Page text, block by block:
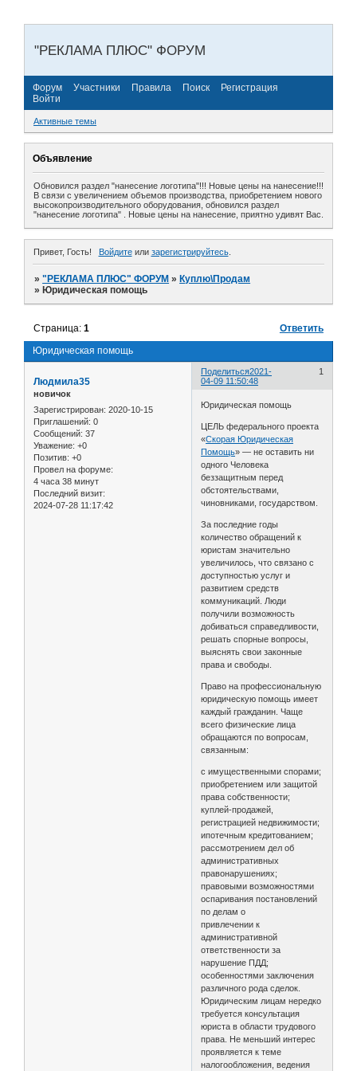
"РЕКЛАМА ПЛЮС" ФОРУМ
Форум Участники Правила Поиск
Регистрация
Войти
Активные темы
Объявление
Обновился раздел "нанесение логотипа"!!! Новые цены на нанесение!!!
В связи с увеличением объемов производства, приобретением нового
высокопроизводительного оборудования, обновился раздел
"нанесение логотипа" . Новые цены на нанесение, приятно удивят Вас.
Привет, Гость! Войдитеили зарегистрируйтесь.
»"РЕКЛАМА ПЛЮС" ФОРУМ » Куплю\Продам
» Юридическая помощь
Юридическая помощь
Страница:1 Ответить
Поделиться 1
2021-
04-09 11:50:48
Людмила35
новичок
Зарегистрирован: 2020-10-15
Приглашений: 0
Сообщений: 37
Уважение: +0
Позитив: +0
Провел на форуме:
4 часа 38 минут
Последний визит:
2024-07-28 11:17:42
Юридическая помощь
ЦЕЛЬ федерального проекта
«Скорая Юридическая
Помощь» — не оставить ни
одного Человека
беззащитным перед
обстоятельствами,
чиновниками, государством.
За последние годы
количество обращений к
юристам значительно
увеличилось, что связано с
доступностью услуг и
развитием средств
коммуникаций. Люди
получили возможность
добиваться справедливости,
решать спорные вопросы,
выяснять свои законные
права и свободы.
Право на профессиональную
юридическую помощь имеет
каждый гражданин. Чаще
всего физические лица
обращаются по вопросам,
связанным:
с имущественными спорами;
приобретением или защитой
права собственности;
куплей-продажей,
регистрацией недвижимости;
ипотечным кредитованием;
рассмотрением дел об
административных
правонарушениях;
правовыми возможностями
оспаривания постановлений
по делам о
привлечении к
административной
ответственности за
нарушение ПДД;
особенностями заключения
различного рода сделок.
Юридическим лицам нередко
требуется консультация
юриста в области трудового
права. Не меньший интерес
проявляется к теме
налогообложения, ведения